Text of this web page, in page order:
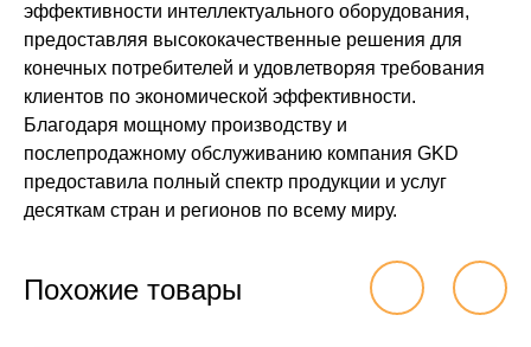
эффективности интеллектуального оборудования,
предоставляя высококачественные решения для
конечных потребителей и удовлетворяя требования
клиентов по экономической эффективности.
Благодаря мощному производству и
послепродажному обслуживанию компания GKD
предоставила полный спектр продукции и услуг
десяткам стран и регионов по всему миру.
Похожие товары